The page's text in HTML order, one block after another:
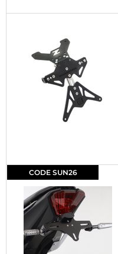
CODE SUN26